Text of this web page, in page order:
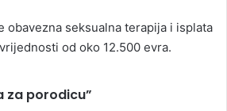
obavezna seksualna terapija i isplata
od oko 12.500 evra.
za porodicu”